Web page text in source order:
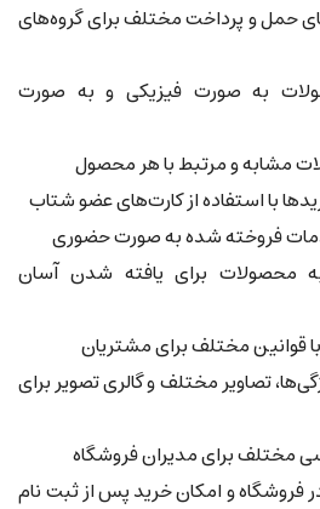
حمل و پرداخت مختلف برای گروه‌های
به صورت فیزیکی و به صورت
مشابه و مرتبط با هر محصول
با استفاده از کارت‌های عضو شتاب
فروخته شده به صورت حضوری
برای یافته شدن آسان
قوانین مختلف برای مشتریان
تصاویر مختلف و گالری تصویر برای
مختلف برای مدیران فروشگاه
فروشگاه و امکان خرید پس از ثبت نام